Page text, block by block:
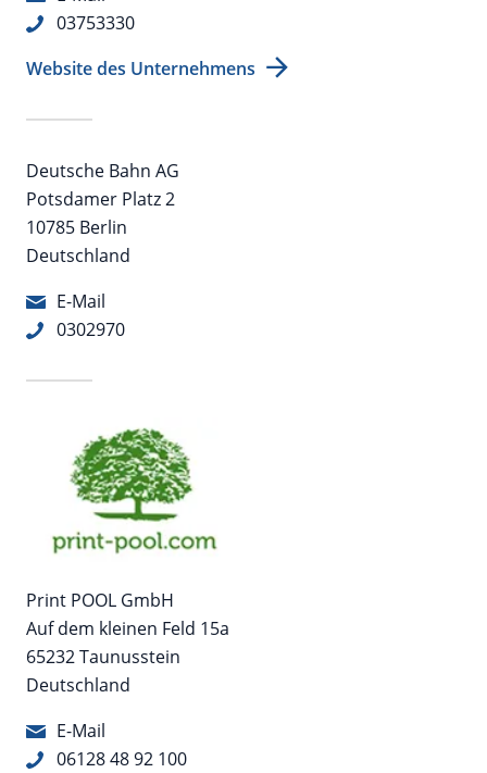
03753330
Website des Unternehmens
Deutsche Bahn AG
Potsdamer Platz 2
10785 Berlin
Deutschland
E-Mail
0302970
Print POOL GmbH
Auf dem kleinen Feld 15a
65232 Taunusstein
Deutschland
E-Mail
06128 48 92 100